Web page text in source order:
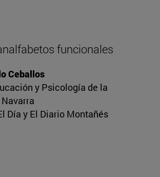
funcionales
Ceballos
y Psicología de la
Día y El Diario Montañés